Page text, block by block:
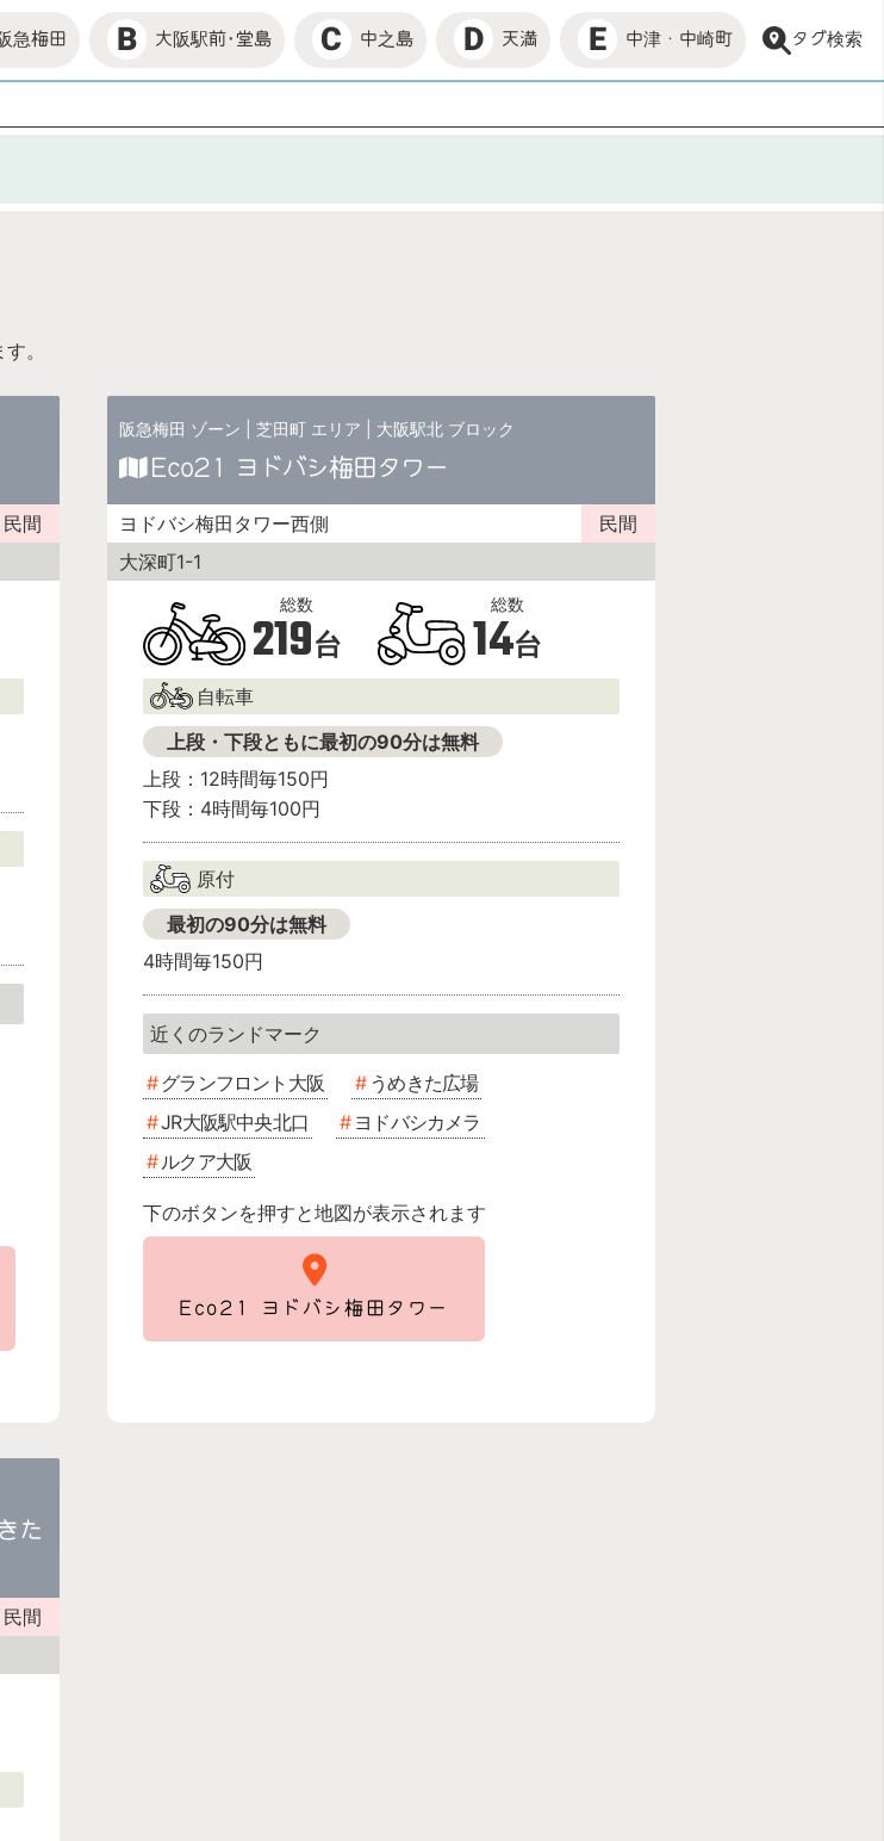
急梅田 B 大阪駅前･堂島 C 中之島 D 天満 E 中津・中崎町 タグ検索
。
民間
阪急梅田 ゾーン |芝田町 エリア 大阪駅北 ブロック
Eco21 ヨドバシ梅田タワー
ヨドバシ梅田タワー西側
民間
大深町1-1
219台 14台
自転車
上段・下段ともに最初の90分は無料
上段：12時間毎150円
下段：4時間毎100円
原付
最初の90分は無料
4時間毎150円
グランフロント大阪
うめきた広場
JR大阪駅中央北口
ヨドバシカメラ
ルクア大阪
下のボタンを押すと地図が表示されます
Eco21 ヨドバシ梅田タワー
た
民間